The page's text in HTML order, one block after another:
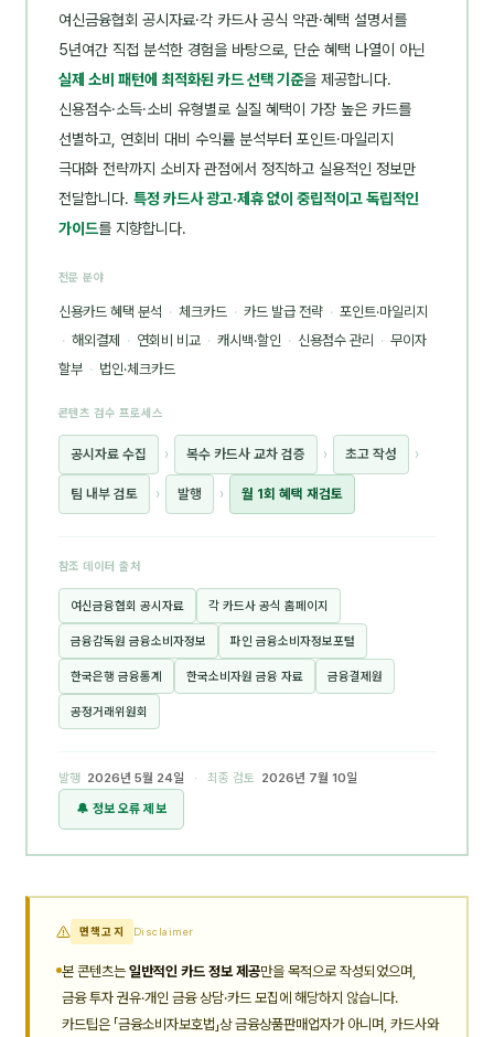
여신금융협회 공시자료·각 카드사 공식 약관·혜택 설명서를
5년여간 직접 분석한 경험을 바탕으로, 단순 혜택 나열이 아닌
실제 소비 패턴에 최적화된 카드 선택 기준을 제공합니다.
신용점수·소득·소비 유형별로 실질 혜택이 가장 높은 카드를
선별하고, 연회비 대비 수익률 분석부터 포인트·마일리지
극대화 전략까지 소비자 관점에서 정직하고 실용적인 정보만
전달합니다. 특정 카드사 광고·제휴 없이 중립적이고 독립적인
가이드를 지향합니다.
전문 분야
신용카드 혜택 분석 · 체크카드 · 카드 발급 전략 · 포인트·마일리지
· 해외결제 · 연회비 비교 · 캐시백·할인 · 신용점수 관리 · 무이자
할부 · 법인·체크카드
콘텐츠 검수 프로세스
공시자료 수집 › 복수 카드사 교차 검증 › 초고 작성 ›
팀 내부 검토 › 발행 › 월 1회 혜택 재검토
참조 데이터 출처
여신금융협회 공시자료 각 카드사 공식 홈페이지
금융감독원 금융소비자정보 파인 금융소비자정보포털
한국은행 금융통계 한국소비자원 금융 자료 금융결제원
공정거래위원회
발행 2026년 5월 24일 · 최종 검토 2026년 7월 10일
🔔 정보 오류 제보
면책고지 Disclaimer
본 콘텐츠는 일반적인 카드 정보 제공만을 목적으로 작성되었으며,
금융 투자 권유·개인 금융 상담·카드 모집에 해당하지 않습니다.
카드팁은 「금융소비자보호법」상 금융상품판매업자가 아니며, 카드사와